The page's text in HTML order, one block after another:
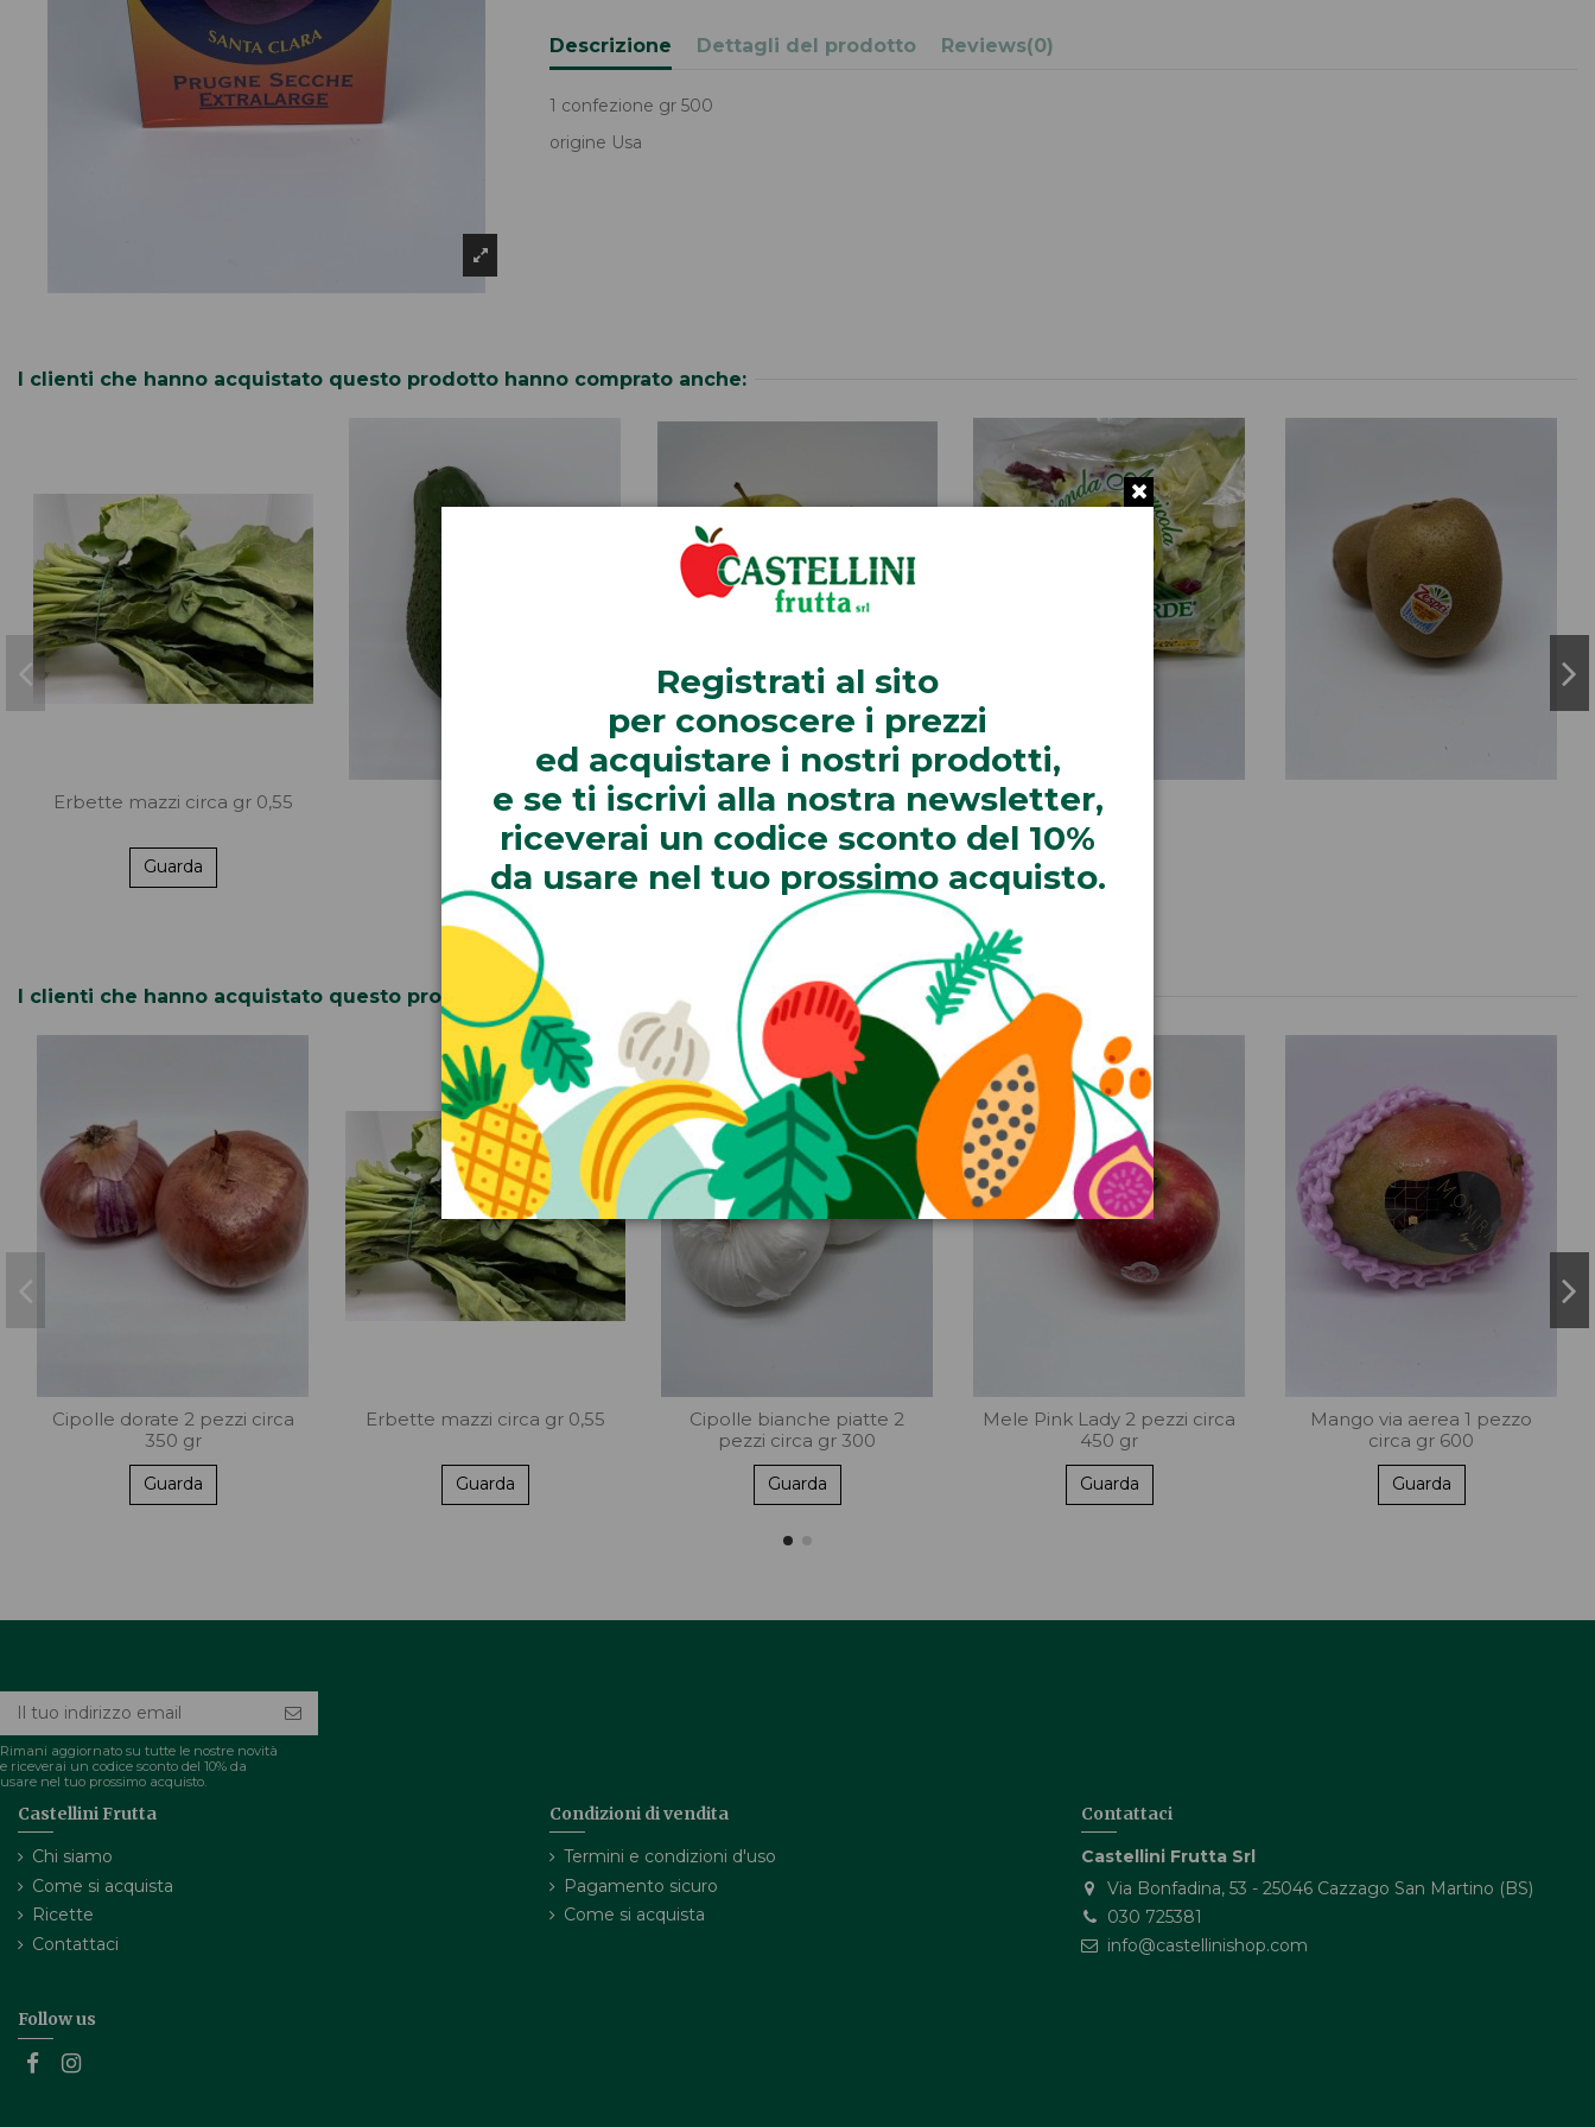
Descrizione Dettagli del prodotto Reviews(0)
1 confezione gr 500
origine Usa
I clienti che hanno acquistato questo prodotto hanno comprato anche:
Erbette mazzi circa gr 0,55
Guarda
I clienti che hanno acquistato questo prodotto hanno comprato anche:
Cipolle dorate 2 pezzi circa
350 gr
Guarda
Erbette mazzi circa gr 0,55
Guarda
Cipolle bianche piatte 2
pezzi circa gr 300
Guarda
Mele Pink Lady 2 pezzi circa
450 gr
Guarda
Mango via aerea 1 pezzo
circa gr 600
Guarda
Rimani aggiornato su tutte le nostre novità
e riceverai un codice sconto del 10% da
usare nel tuo prossimo acquisto.
Castellini Frutta
Chi siamo
Come si acquista
Ricette
Contattaci
Condizioni di vendita
Termini e condizioni d'uso
Pagamento sicuro
Come si acquista
Contattaci
Castellini Frutta Srl
Via Bonfadina, 53 - 25046 Cazzago San Martino (BS)
030 725381
info@castellinishop.com
Follow us
Registrati al sito
per conoscere i prezzi
ed acquistare i nostri prodotti,
e se ti iscrivi alla nostra newsletter,
riceverai un codice sconto del 10%
da usare nel tuo prossimo acquisto.